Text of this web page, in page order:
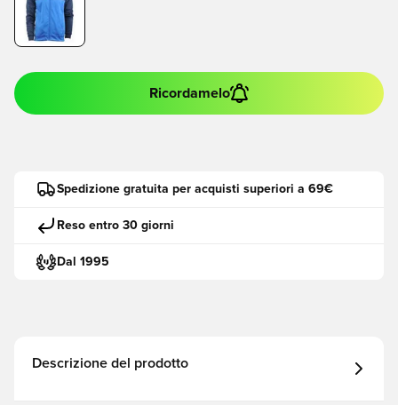
Ricordamelo
Spedizione gratuita per acquisti superiori a 69€
Reso entro 30 giorni
Dal 1995
Descrizione del prodotto